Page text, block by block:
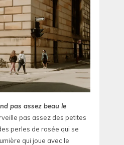
pas assez beau le
pas assez des petites
perles de rosée qui se
qui joue avec le